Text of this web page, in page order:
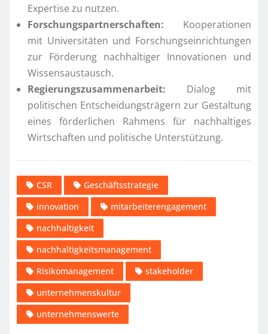
Expertise zu nutzen.
Forschungspartnerschaften: Kooperationen
mit Universitäten und Forschungseinrichtungen
zur Förderung nachhaltiger Innovationen und
Wissensaustausch.
Regierungszusammenarbeit: Dialog mit
politischen Entscheidungsträgern zur Gestaltung
eines förderlichen Rahmens für nachhaltiges
Wirtschaften und politische Unterstützung.
CSR
Geschäftsstrategie
innovation
mitarbeiterengagement
nachhaltigkeit
nachhaltigkeitsmanagement
Risikomanagement
stakeholder
unternehmenskultur
unternehmenswerte